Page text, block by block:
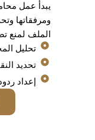
يبدأ عمل
ومرفقاتها
الملف لمنع
تحليل
تحديد
إعداد